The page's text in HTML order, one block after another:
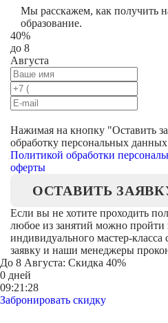
Мы расскажем, как получить
образование.
40%
до 8
Августа
Нажимая на кнопку "Оставить
обработку персональных данных
Политикой обработки
оферты
ОСТАВИТЬ
Если вы не хотите проходить
любое из занятий можно пройти
индивидуального мастер-класса
заявку и наши менеджеры
До 8 Августа: Скидка 40%
0 дней
09:21:28
Забронировать скидку